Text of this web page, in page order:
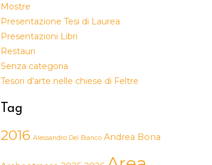
Mostre
Presentazione Tesi di Laurea
Presentazioni Libri
Restauri
Senza categoria
Tesori d'arte nelle chiese di Feltre
Tag
2016 Alessandro Del Bianco Andrea Bona